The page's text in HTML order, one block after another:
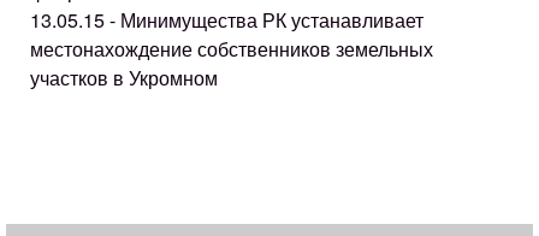
13.05.15 - Минимущества РК устанавливает
местонахождение собственников земельных
участков в Укромном